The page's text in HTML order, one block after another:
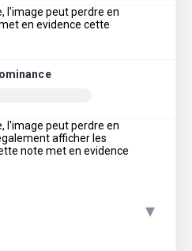
l'image peut perdre en
en evidence cette
l'image peut perdre en
afficher les
note met en evidence
▾